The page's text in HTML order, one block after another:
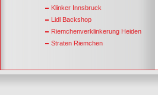
Klinker Innsbruck
Lidl Backshop
Riemchenverklinkerung Heiden
Straten Riemchen